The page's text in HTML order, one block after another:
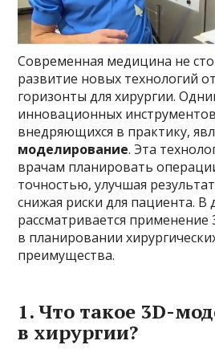
Современная медицина не
развитие новых технологий
горизонты для хирургии.
инновационных
внедряющихся в практику,
моделирование. Эта
врачам планировать
точностью, улучшая
снижая риски для пациента. В
рассматривается
в планировании
преимущества.
1.Что такое 3D-
в хирургии?